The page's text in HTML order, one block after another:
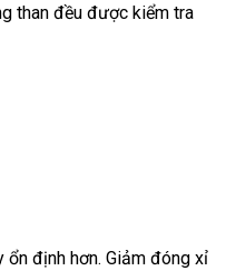
than đều được kiểm tra
ổn định hơn. Giảm đóng xỉ